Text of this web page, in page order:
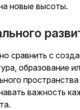
новые высоты.
сравнить с
образование
важность